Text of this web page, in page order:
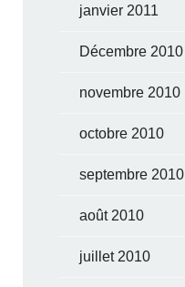
janvier 2011
Décembre 2010
novembre 2010
octobre 2010
septembre 2010
août 2010
juillet 2010